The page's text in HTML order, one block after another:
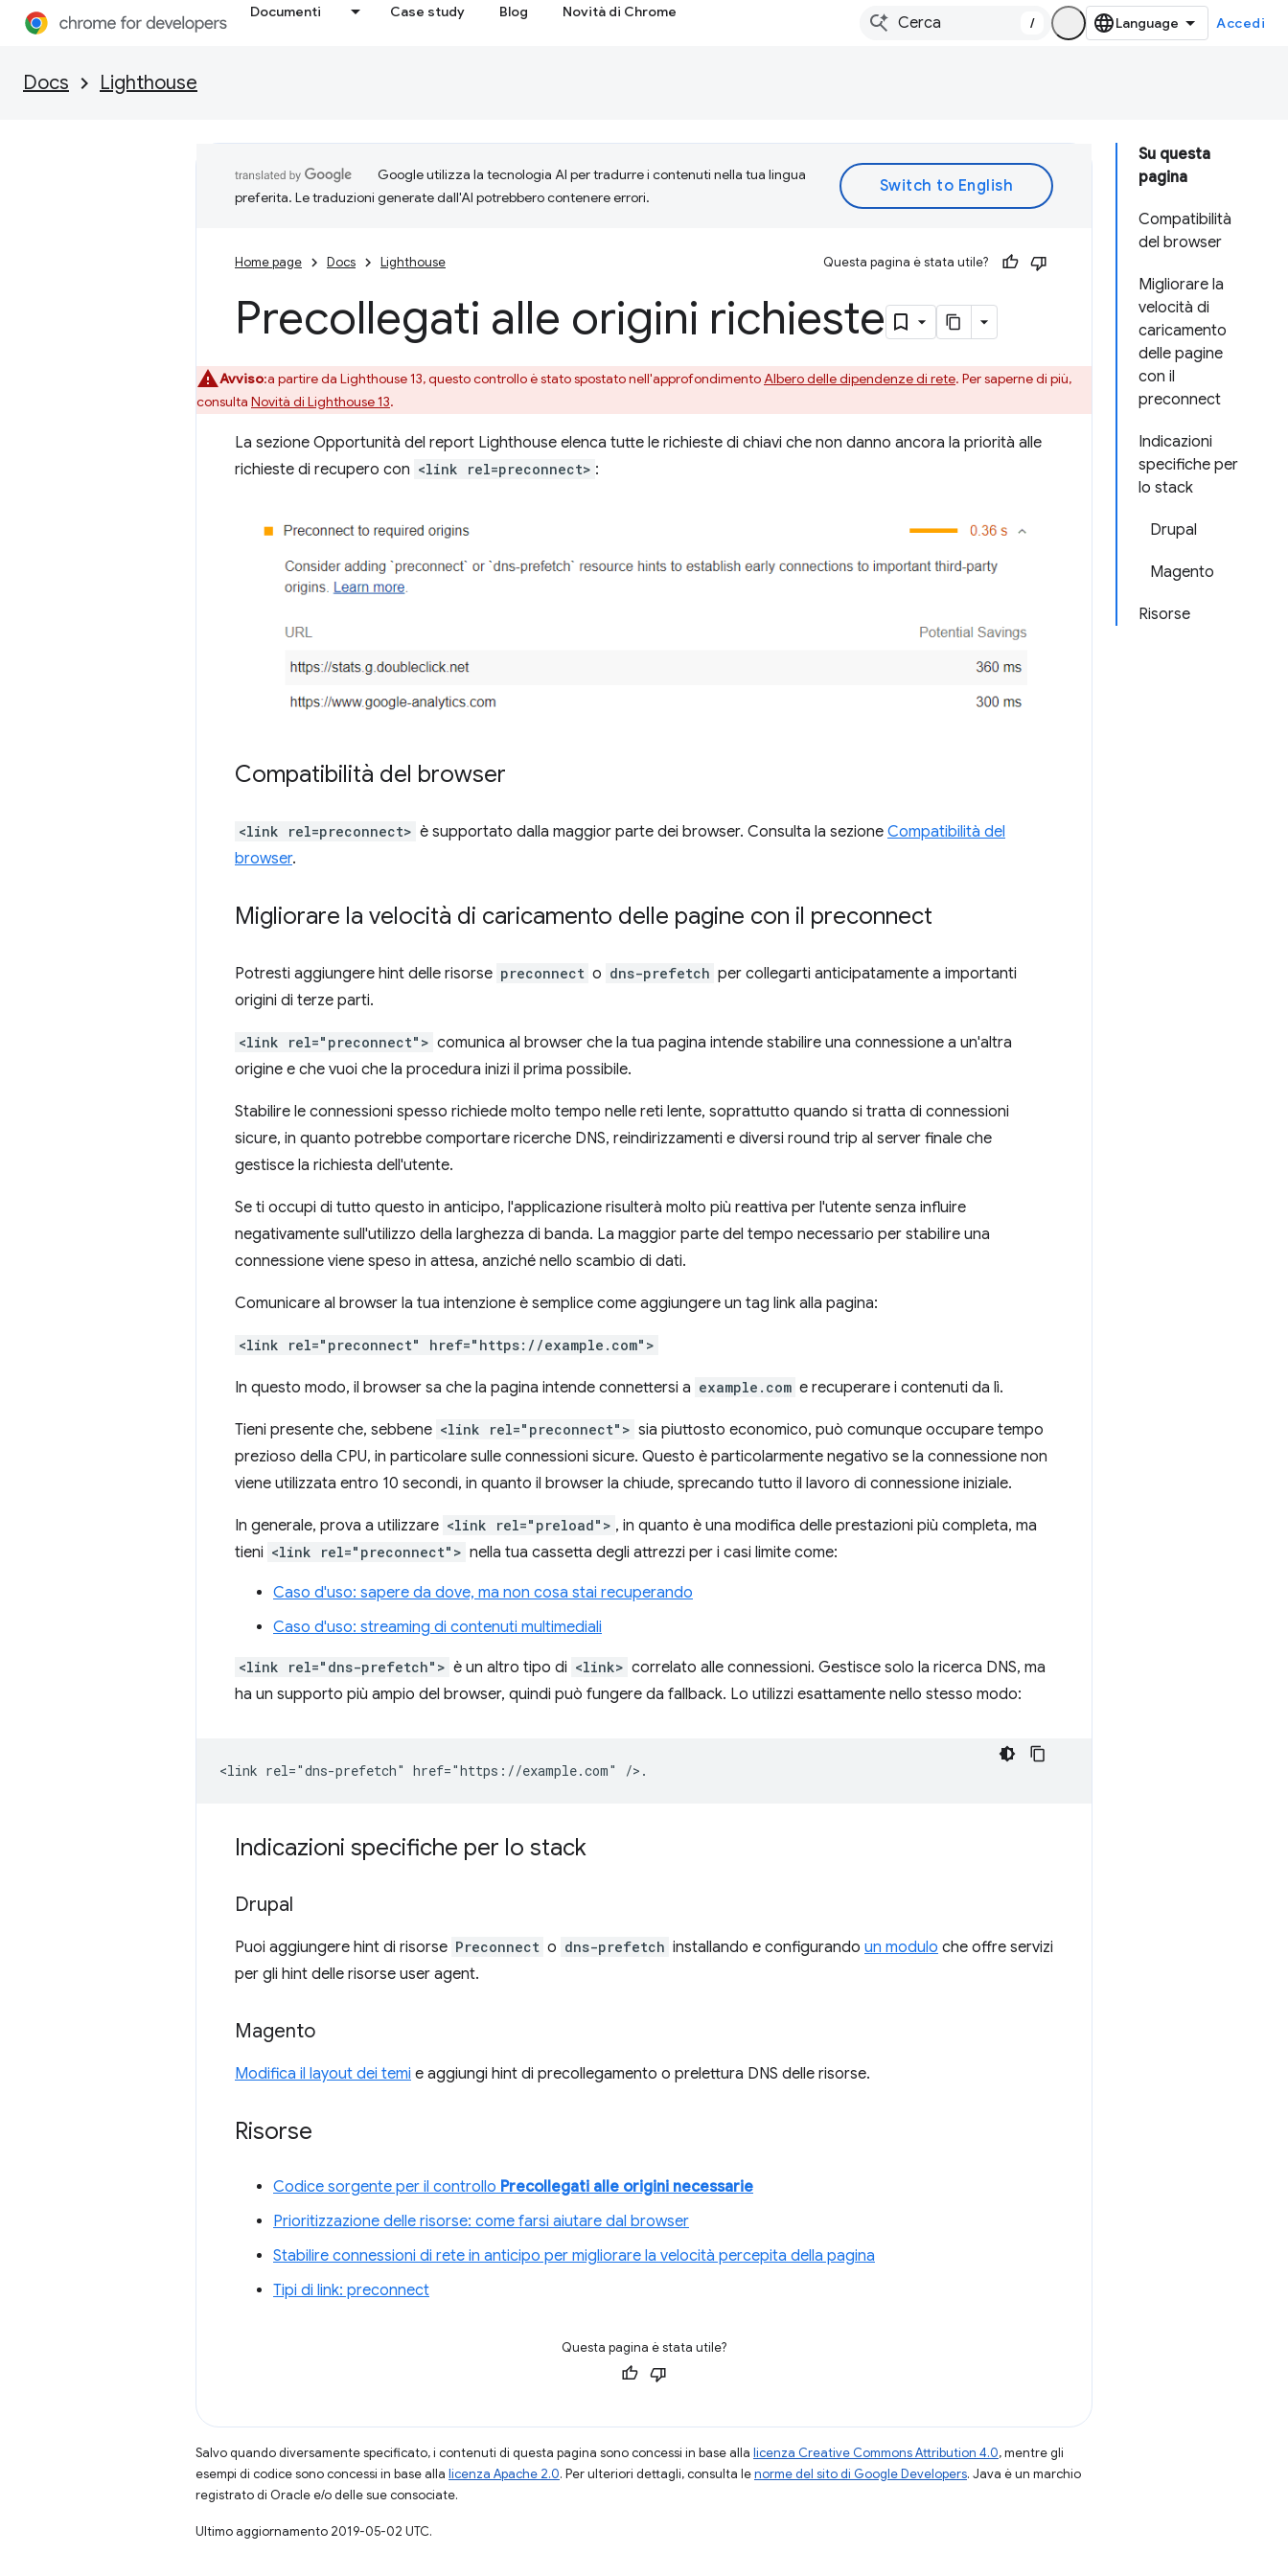
Documenti Case study Blog Novità di Chrome
/ Accedi
Docs Lighthouse
Su questa
pagina
Compatibilità
del browser
Migliorare la
velocità di
caricamento
delle pagine
con il
preconnect
Indicazioni
specifiche per
lo stack
Drupal
Magento
Risorse
Google utilizza la tecnologia AI per tradurre i contenuti nella tua lingua
preferita. Le traduzioni generate dall'AI potrebbero contenere errori.
Home page Docs Lighthouse Questa pagina è stata utile?
Precollegati alle origini richieste
Avviso:a partire da Lighthouse 13, questo controllo è stato spostato nell'approfondimentoAlbero delle dipendenze di rete. Per saperne di più,
consulta Novità di Lighthouse 13.
La sezione Opportunità del report Lighthouse elenca tutte le richieste di chiavi che non danno ancora la priorità alle
richieste di recupero con <link rel=preconnect> :
Compatibilità del browser
<link rel=preconnect> è supportato dalla maggior parte dei browser. Consulta la sezione Compatibilità del
browser.
Migliorare la velocità di caricamento delle pagine con il preconnect
Potresti aggiungere hint delle risorse preconnect o dns-prefetch per collegarti anticipatamente a importanti
origini di terze parti.
<link rel="preconnect"> comunica al browser che la tua pagina intende stabilire una connessione a un'altra
origine e che vuoi che la procedura inizi il prima possibile.
Stabilire le connessioni spesso richiede molto tempo nelle reti lente, soprattutto quando si tratta di connessioni
sicure, in quanto potrebbe comportare ricerche DNS, reindirizzamenti e diversi round trip al server finale che
gestisce la richiesta dell'utente.
Se ti occupi di tutto questo in anticipo, l'applicazione risulterà molto più reattiva per l'utente senza influire
negativamente sull'utilizzo della larghezza di banda. La maggior parte del tempo necessario per stabilire una
connessione viene speso in attesa, anziché nello scambio di dati.
Comunicare al browser la tua intenzione è semplice come aggiungere un tag link alla pagina:
<link rel="preconnect" href="https://example.com">
In questo modo, il browser sa che la pagina intende connettersi a example.com e recuperare i contenuti da lì.
Tieni presente che, sebbene <link rel="preconnect"> sia piuttosto economico, può comunque occupare tempo
prezioso della CPU, in particolare sulle connessioni sicure. Questo è particolarmente negativo se la connessione non
viene utilizzata entro 10 secondi, in quanto il browser la chiude, sprecando tutto il lavoro di connessione iniziale.
In generale, prova a utilizzare <link rel="preload"> , in quanto è una modifica delle prestazioni più completa, ma
tieni <link rel="preconnect"> nella tua cassetta degli attrezzi per i casi limite come:
Caso d'uso: sapere da dove, ma non cosa stai recuperando
Caso d'uso: streaming di contenuti multimediali
<link rel="dns-prefetch"> è un altro tipo di <link> correlato alle connessioni. Gestisce solo la ricerca DNS, ma
ha un supporto più ampio del browser, quindi può fungere da fallback. Lo utilizzi esattamente nello stesso modo:
Indicazioni specifiche per lo stack
Drupal
Puoi aggiungere hint di risorse Preconnect o dns-prefetch installando e configurando un modulo che offre servizi
per gli hint delle risorse user agent.
Magento
Modifica il layout dei temi e aggiungi hint di precollegamento o prelettura DNS delle risorse.
Risorse
Codice sorgente per il controllo Precollegati alle origini necessarie
Prioritizzazione delle risorse: come farsi aiutare dal browser
Stabilire connessioni di rete in anticipo per migliorare la velocità percepita della pagina
Tipi di link: preconnect
Questa pagina è stata utile?
Salvo quando diversamente specificato, i contenuti di questa pagina sono concessi in base alla licenza Creative Commons Attribution 4.0, mentre gli
esempi di codice sono concessi in base alla licenza Apache 2.0. Per ulteriori dettagli, consulta lenorme del sito di Google Developers. Java è un marchio
registrato di Oracle e/o delle sue consociate.
Ultimo aggiornamento 2019-05-02 UTC.